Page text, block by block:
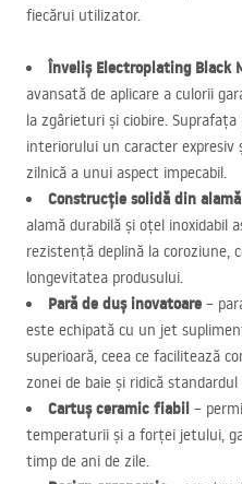
fiecărui utilizator.
Înveliș Electroplating Black
avansată de aplicare a culorii
la zgârieturi și ciobire.
interiorului un caracter
zilnică a unui aspect impecabil.
Construcție solidă din
alamă durabilă și oțel inoxidabil
rezistență deplină la coroziune,
longevitatea produsului.
Pară de duș inovatoare –
este echipată cu un jet
superioară, ceea ce facilitează
zonei de baie și ridică standardul
Cartuș ceramic fiabil –
temperaturii și a forței jetului,
timp de ani de zile.